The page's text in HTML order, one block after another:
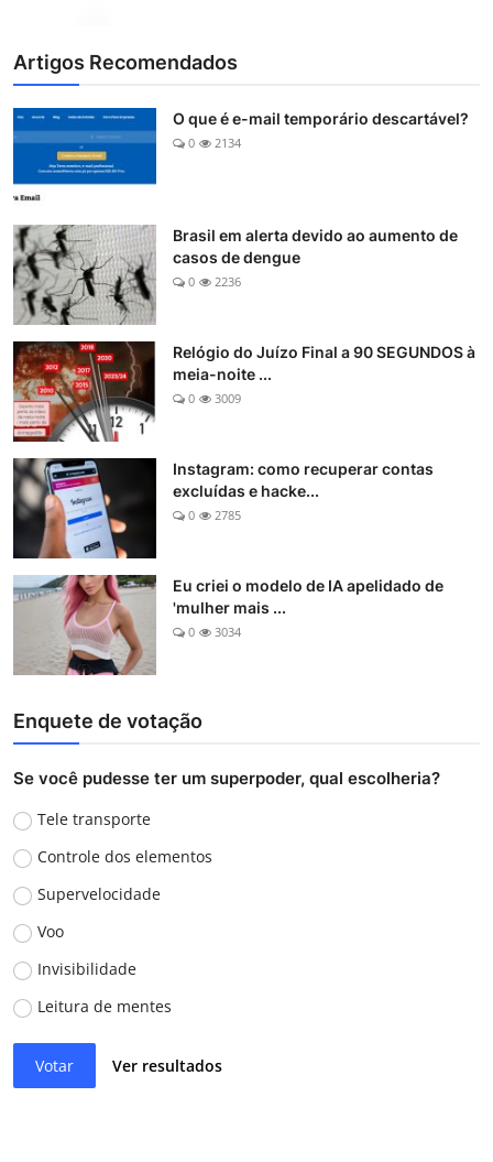
Artigos Recomendados
O que é e-mail temporário descartável?
0 2134
Brasil em alerta devido ao aumento de
casos de dengue
0 2236
Relógio do Juízo Final a 90 SEGUNDOS à
meia-noite ...
0 3009
Instagram: como recuperar contas
excluídas e hacke...
0 2785
Eu criei o modelo de IA apelidado de
'mulher mais ...
0 3034
Enquete de votação
Se você pudesse ter um superpoder, qual escolheria?
Tele transporte
Controle dos elementos
Supervelocidade
Voo
Invisibilidade
Leitura de mentes
Votar Ver resultados